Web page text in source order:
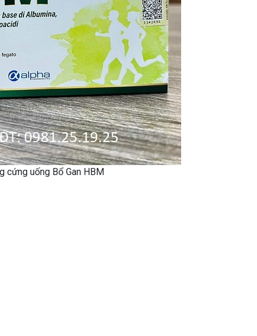
cứng uống Bổ Gan HBM